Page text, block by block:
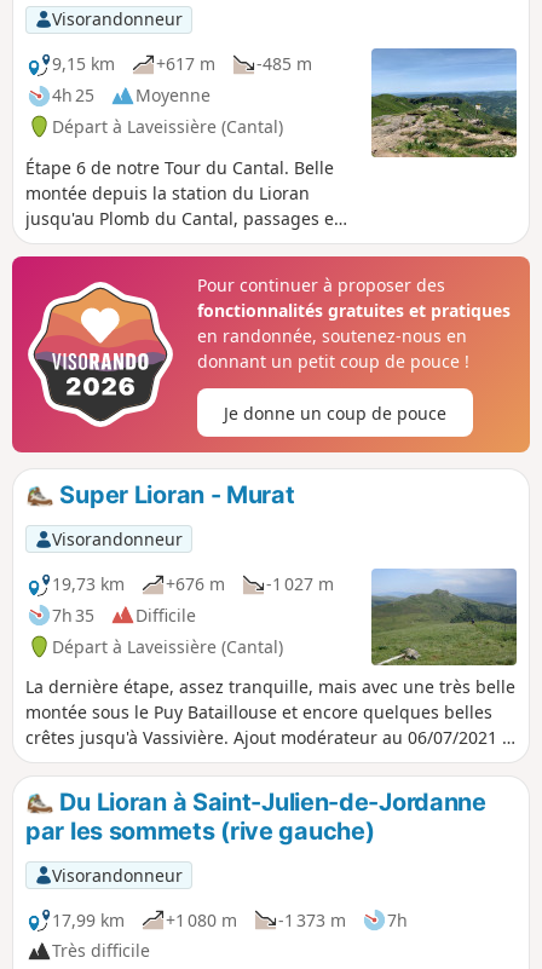
Visorandonneur
9,15 km
+617 m
-485 m
4h 25
Moyenne
Départ à Laveissière (Cantal)
Étape 6 de notre Tour du Cantal. Belle
montée depuis la station du Lioran
jusqu'au Plomb du Cantal, passages en
forêt pour débuter, puis forte montée
l'Aiguillon ; traversée pour rejoindre la
gare d'arrivée du téléphérique et
dernière grimpette (modérée) pour le
Plomb du Cantal.Panoramas de tous
côtés. On découvre les paysages de
plusieurs vallées selon les passages. On
Pour continuer à proposer des
fonctionnalités gratuites et pratiques
en randonnée, soutenez-nous en
donnant un petit coup de pouce !
Je donne un coup de pouce
Super Lioran - Murat
Visorandonneur
19,73 km
+676 m
-1 027 m
7h 35
Difficile
Départ à Laveissière (Cantal)
La dernière étape, assez tranquille, mais avec une très belle
montée sous le Puy Bataillouse et encore quelques belles
crêtes jusqu'à Vassivière. Ajout modérateur au 06/07/2021 :
Attention, quelques modifications du parcours sur le
terrain : vois les avis en bas de cette fiche
Du Lioran à Saint-Julien-de-Jordanne
par les sommets (rive gauche)
Visorandonneur
17,99 km
+1 080 m -1 373 m
7h
Très difficile